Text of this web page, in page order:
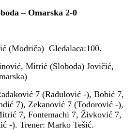
– Omarska 2-0
(Modriča) Gledalaca:100.
Mitrić (Sloboda) Jovičić,
7 (Radulović -), Bobić 7,
7), Zekanović 7 (Todorović -),
7, Fontemachi 7, Živković 7,
-). Trener: Marko Tešić.